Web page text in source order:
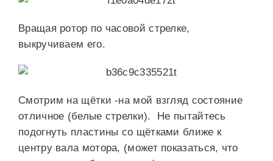
Вращая ротор по часовой стрелке,
выкручиваем его.
Смотрим на щётки -на мой взгляд состояние
отличное (белые стрелки). Не пытайтесь
подогнуть пластины со щётками ближе к
центру вала мотора, (может показаться, что